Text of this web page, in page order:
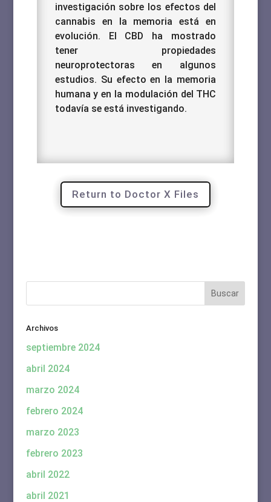
investigación sobre los efectos del
cannabis en la memoria está en
evolución. El CBD ha mostrado
tener propiedades
neuroprotectoras en algunos
estudios. Su efecto en la memoria
humana y en la modulación del THC
todavía se está investigando.
Return to Doctor X Files
Archivos
septiembre 2024
abril 2024
marzo 2024
febrero 2024
marzo 2023
febrero 2023
abril 2022
abril 2021